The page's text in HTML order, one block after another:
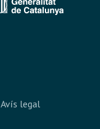
Avís legal